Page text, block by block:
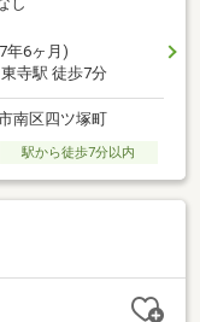
年6ヶ月)
寺駅 徒歩7分
南区四ツ塚町
駅から徒歩7分以内